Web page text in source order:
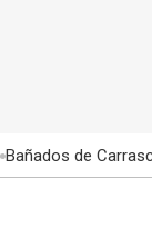
Bañados de